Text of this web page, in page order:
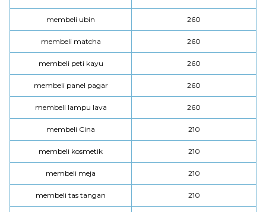
membeli ubin 260
membeli matcha 260
membeli peti kayu 260
membeli panel pagar 260
membeli lampu lava 260
membeli Cina 210
membeli kosmetik 210
membeli meja 210
membeli tas tangan 210